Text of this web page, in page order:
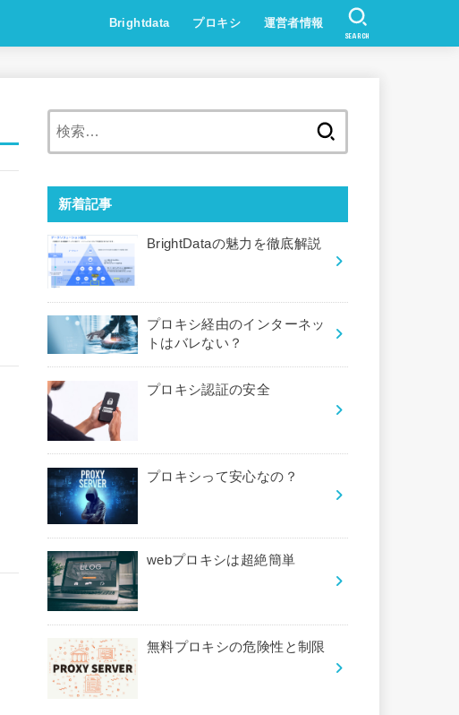
Brightdata プロキシ 運営者情報
SEARCH
新着記事
BrightDataの魅力を徹底解説
プロキシ経由のインターネッ
トはバレない？
プロキシ認証の安全
プロキシって安心なの？
webプロキシは超絶簡単
無料プロキシの危険性と制限